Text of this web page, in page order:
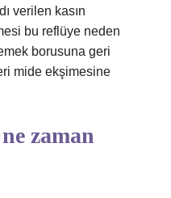
verilen kasın
bu reflüye neden
borusuna geri
mide ekşimesine
zaman